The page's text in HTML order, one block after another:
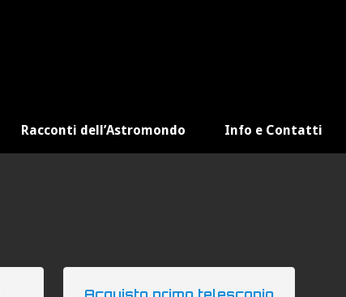
Racconti dell’Astromondo Info e Contatti
Acquisto primo telescopio